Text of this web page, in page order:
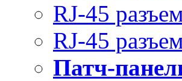
RJ-45
RJ-45
Патч-